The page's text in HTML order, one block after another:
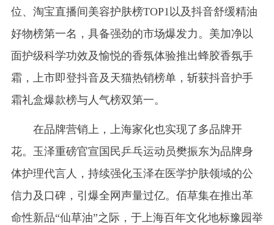
位、淘宝直播间美容护肤榜TOP1以及抖音舒缓精油
好物榜第一名，具备强劲的市场爆发力。美加净以
面护级科学功效及愉悦的香氛体验推出蜂胶香氛手
霜，上市即登抖音及天猫热销榜单，斩获抖音护手
霜礼盒爆款榜与人气榜双第一。
在品牌营销上，上海家化也实现了多品牌开
花。玉泽重磅官宣国民乒乓运动员樊振东为品牌身
体护理代言人，持续强化玉泽在医学护肤领域的公
信力及口碑，引爆全网声量过亿。佰草集在推出革
命性新品“仙草油”之际，于上海百年文化地标豫园举